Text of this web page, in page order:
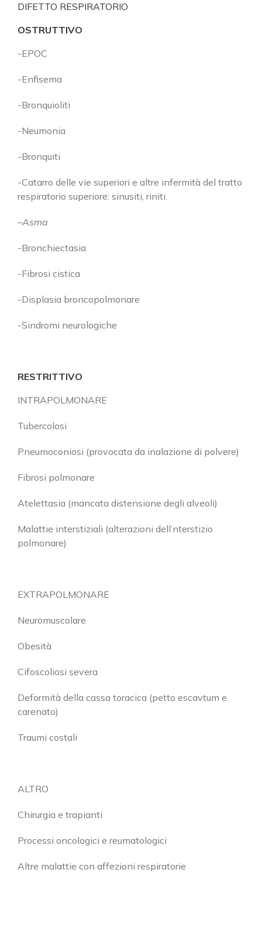
DIFETTO RESPIRATORIO
OSTRUTTIVO
-EPOC
-Enfisema
-Bronquioliti
-Neumonia
-Bronquiti
-Catarro delle vie superiori e altre infermità del tratto
respiratorio superiore: sinusiti, riniti.
–Asma
-Bronchiectasia
-Fibrosi cistica
-Displasia broncopolmonare
-Sindromi neurologiche
RESTRITTIVO
INTRAPOLMONARE
Tubercolosi
Pneumoconiosi (provocata da inalazione di polvere)
Fibrosi polmonare
Atelettasia (mancata distensione degli alveoli)
Malattie interstiziali (alterazioni dell’nterstizio
polmonare)
EXTRAPOLMONARE
Neuromuscolare
Obesità
Cifoscoliosi severa
Deformità della cassa toracica (petto escavtum e
carenato)
Traumi costali
ALTRO
Chirurgia e trapianti
Processi oncologici e reumatologici
Altre malattie con affezioni respiratorie